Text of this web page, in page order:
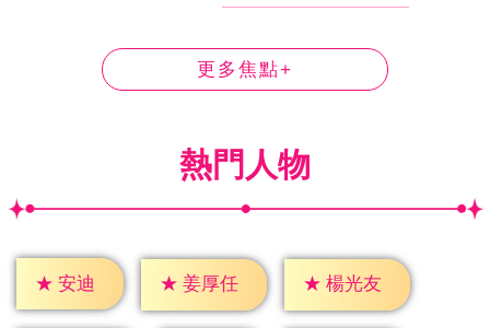
更多焦點+
熱門人物
★ 安迪 ★ 姜厚任 ★ 楊光友